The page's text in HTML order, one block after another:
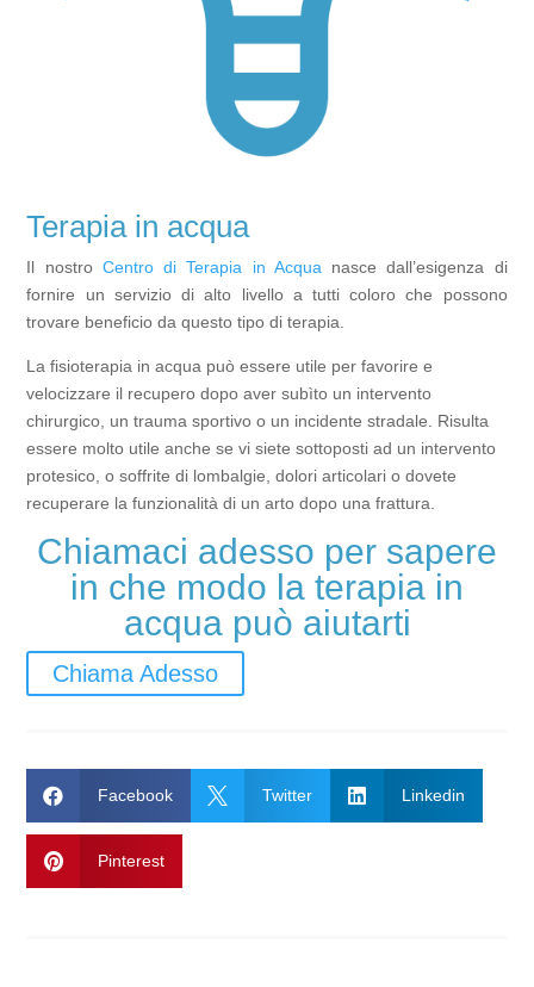
Terapia in acqua
Il nostro Centro di Terapia in Acqua nasce dall’esigenza di
fornire un servizio di alto livello a tutti coloro che possono
trovare beneficio da questo tipo di terapia.
La fisioterapia in acqua può essere utile per favorire e
velocizzare il recupero dopo aver subìto un intervento
chirurgico, un trauma sportivo o un incidente stradale. Risulta
essere molto utile anche se vi siete sottoposti ad un intervento
protesico, o soffrite di lombalgie, dolori articolari o dovete
recuperare la funzionalità di un arto dopo una frattura.
Chiamaci adesso per sapere
in che modo la terapia in
acqua può aiutarti
Chiama Adesso
 Facebook  Twitter  Linkedin
 Pinterest